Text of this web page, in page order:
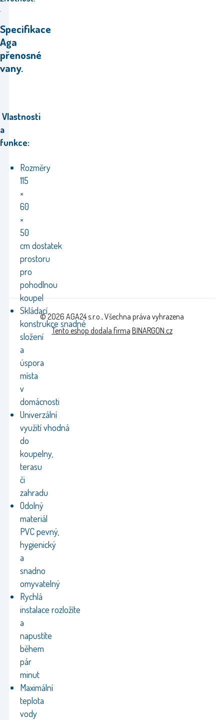
Specifikace
Aga
přenosné
vany.
Vlastnosti
a
funkce:
Rozměry
115
×
60
×
50
cm dostatek
prostoru
pro
pohodlnou
koupel
Skládací
konstrukce snadné
složení
a
úspora
místa
v
domácnosti
Univerzální
využití vhodná
do
koupelny,
terasu
či
zahradu
Odolný
materiál
PVC pevný,
hygienický
a
snadno
omyvatelný
Rychlá
instalace rozložíte
a
napustíte
během
pár
minut
Maximální
teplota
vody
© 2026 AGA24 s.r.o., Všechna práva vyhrazena
Tento eshop dodala firma BINARGON.cz